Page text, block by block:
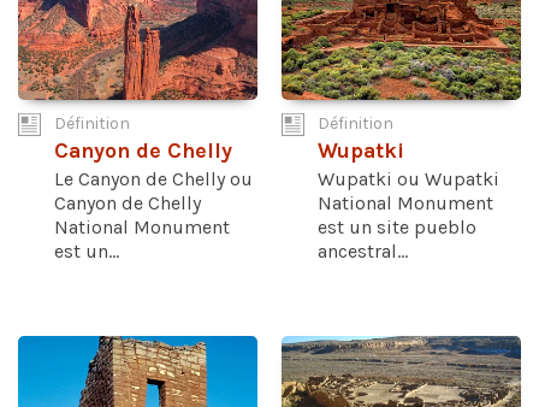
Définition
Canyon de Chelly
Le Canyon de Chelly ou
Canyon de Chelly
National Monument
est un...
Définition
Wupatki
Wupatki ou Wupatki
National Monument
est un site pueblo
ancestral...